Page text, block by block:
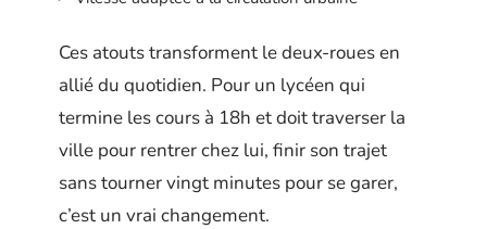
Ces atouts transforment le deux-roues en
allié du quotidien. Pour un lycéen qui
termine les cours à 18h et doit traverser la
ville pour rentrer chez lui, finir son trajet
sans tourner vingt minutes pour se garer,
c’est un vrai changement.